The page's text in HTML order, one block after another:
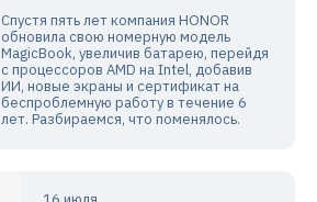
Спустя пять лет компания HONOR
обновила свою номерную модель
MagicBook, увеличив батарею, перейдя
с процессоров AMD на Intel, добавив
ИИ, новые экраны и сертификат на
беспроблемную работу в течение 6
лет. Разбираемся, что поменялось.